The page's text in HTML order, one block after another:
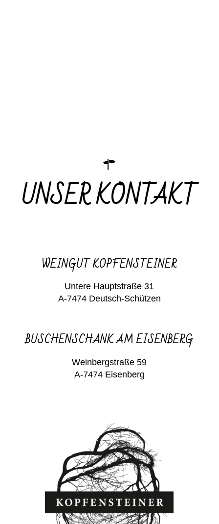
UNSER KONTAKT
WEINGUT KOPFENSTEINER
Untere Hauptstraße 31
A-7474 Deutsch-Schützen
BUSCHENSCHANK AM EISENBERG
Weinbergstraße 59
A-7474 Eisenberg